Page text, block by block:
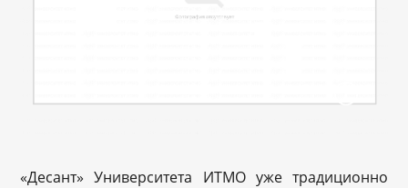
«Десант» Университета ИТМО уже традиционно